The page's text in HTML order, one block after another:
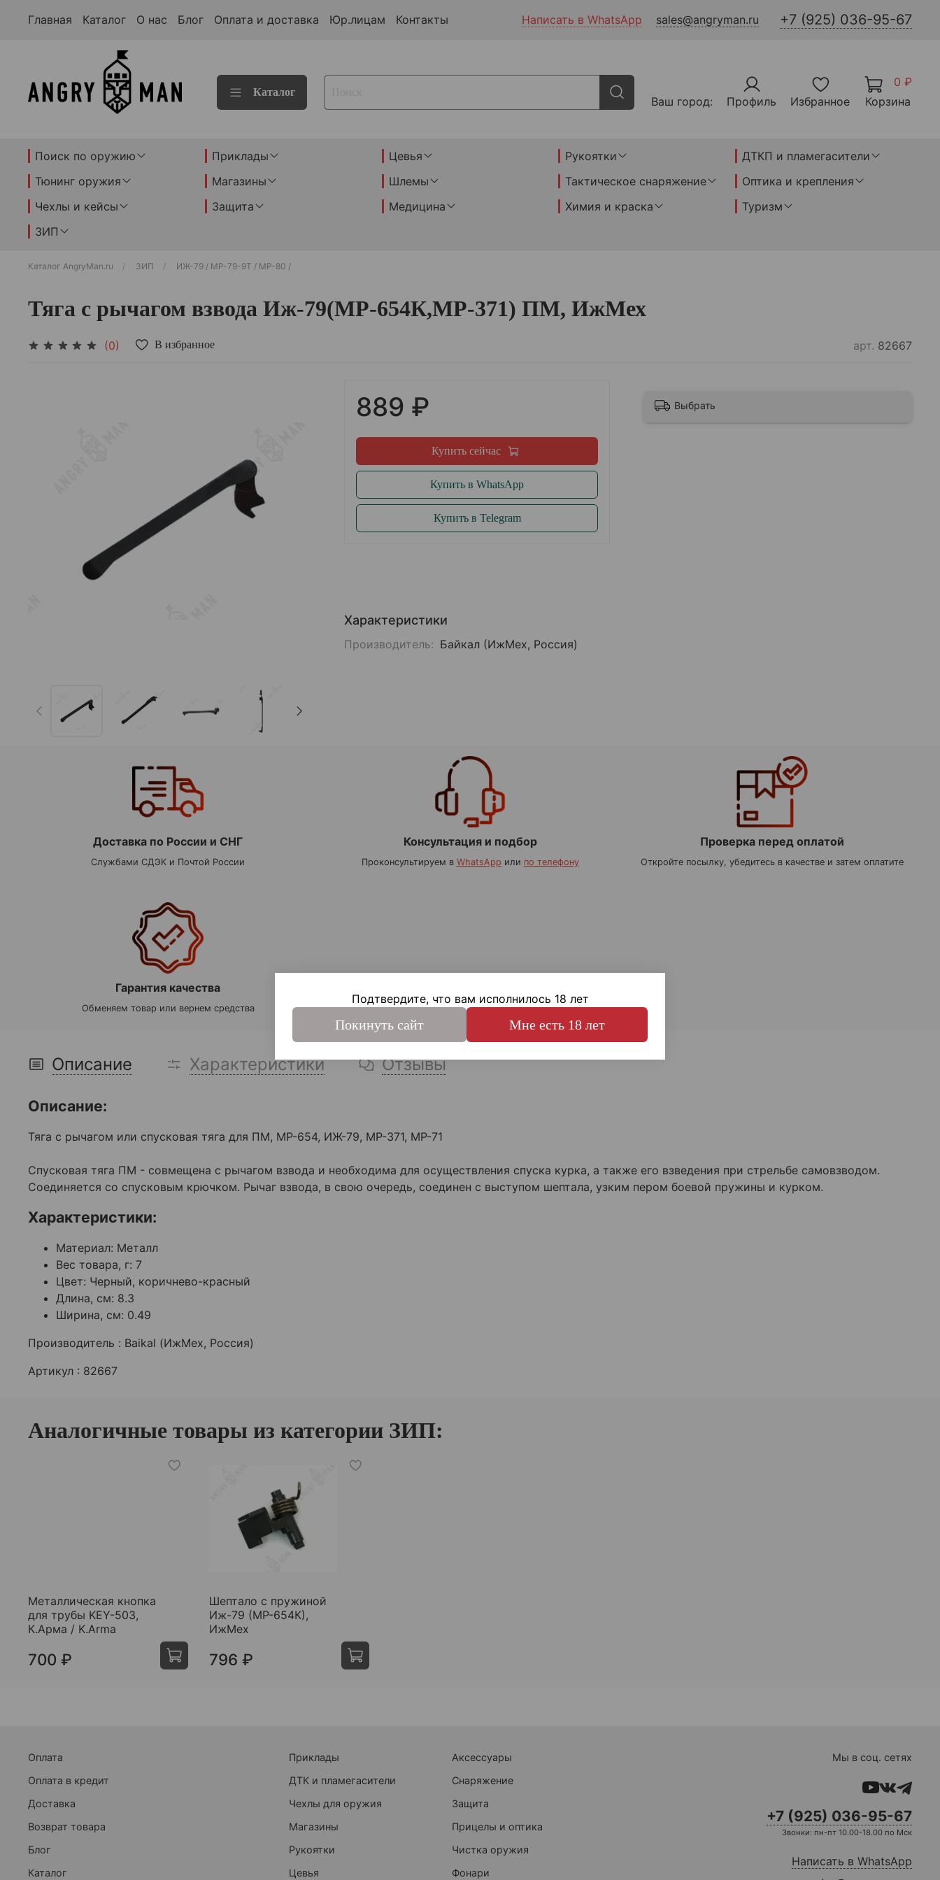
Главная Каталог О нас Блог Оплата и доставка Юр.лицам Контакты Написать в WhatsApp sales@angryman.ru +7 (925) 036-95-67
Каталог
Ваш город: Профиль Избранное
0 ₽
Корзина
Поиск по оружию Приклады Цевья Рукоятки
ДТКП и пламегасители
Тюнинг оружия
Магазины Шлемы Тактическое снаряжение
Оптика и крепления
Чехлы и кейсы
Защита Медицина Химия и краска
Туризм
ЗИП
Каталог AngryMan.ru ЗИП ИЖ-79 / МР-79-9Т / МР-80 /
Тяга с рычагом взвода Иж-79(МР-654К,МР-371) ПМ, ИжМех
(0) В избранное арт. 82667
Характеристики
Производитель: Байкал (ИжМех, Россия)
889 ₽
Купить сейчас
Купить в WhatsApp
Купить в Telegram
Выбрать
Доставка по России и СНГ
Службами СДЭК и Почтой России
Консультация и подбор
Проконсультируем в WhatsApp или по телефону
Проверка перед оплатой
Откройте посылку, убедитесь в качестве и затем оплатите
Гарантия качества
Обменяем товар или вернем средства
Описание Характеристики Отзывы
Описание:
Тяга с рычагом или спусковая тяга для ПМ, МР-654, ИЖ-79, МР-371, МР-71
Спусковая тяга ПМ - совмещена с рычагом взвода и необходима для осуществления спуска курка, а также его взведения при стрельбе самовзводом.
Соединяется со спусковым крючком. Рычаг взвода, в свою очередь, соединен с выступом шептала, узким пером боевой пружины и курком.
Характеристики:
Материал: Металл
Вес товара, г: 7
Цвет: Черный, коричнево-красный
Длина, см: 8.3
Ширина, см: 0.49
Производитель : Baikal (ИжМех, Россия)
Артикул : 82667
Аналогичные товары из категории ЗИП:
Металлическая кнопка
для трубы KEY-503,
К.Арма / K.Arma
700 ₽
Шептало с пружиной
Иж-79 (МР-654К),
ИжМех
796 ₽
Оплата
Оплата в кредит
Доставка
Возврат товара
Блог
Каталог
Приклады
ДТК и пламегасители
Чехлы для оружия
Магазины
Рукоятки
Цевья
Аксессуары
Снаряжение
Защита
Прицелы и оптика
Чистка оружия
Фонари
Мы в соц. сетях
+7 (925) 036-95-67
Звонки: пн-пт 10.00-18.00 по Мск
Написать в WhatsApp
Подтвердите, что вам исполнилось 18 лет
Покинуть сайт Мне есть 18 лет